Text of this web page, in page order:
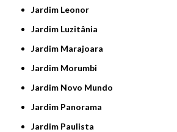
Jardim Leonor
Jardim Luzitânia
Jardim Marajoara
Jardim Morumbi
Jardim Novo Mundo
Jardim Panorama
Jardim Paulista